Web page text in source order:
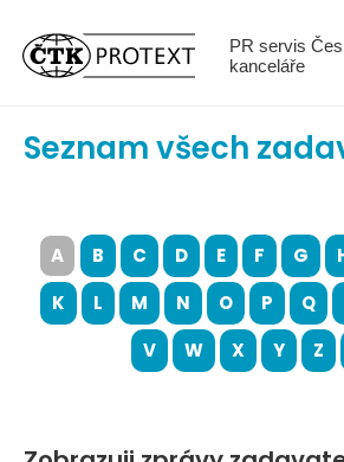
PR servis
kanceláře
Seznam všech
A B C D E F G
K
L M N O P Q
V
W X Y Z